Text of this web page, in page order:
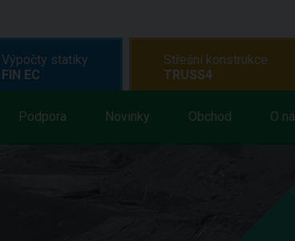
Podpora Novinky Obchod O
Výpočty statiky
FIN EC
Střešní konstrukce
TRUSS4